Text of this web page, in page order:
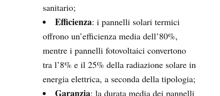
sanitario;
Efficienza: i pannelli solari termici
offrono un’efficienza media dell’80%,
mentre i pannelli fotovoltaici convertono
tra l’8% e il 25% della radiazione solare in
energia elettrica, a seconda della tipologia;
Garanzia: la durata media dei pannelli